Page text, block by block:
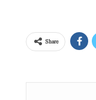
Share